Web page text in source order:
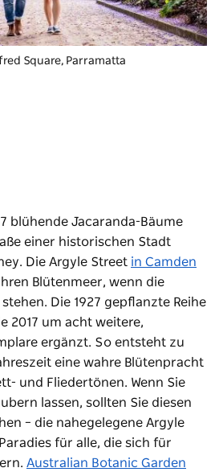
Square, Parramatta
blühende Jacaranda-Bäume
einer historischen Stadt
Die Argyle Street in Camden
Blütenmeer, wenn die
Die 1927 gepflanzte Reihe
2017 um acht weitere,
ergänzt. So entsteht zu
eine wahre Blütenpracht
und Fliedertönen. Wenn Sie
lassen, sollten Sie diesen
– die nahegelegene Argyle
für alle, die sich für
Australian Botanic Garden